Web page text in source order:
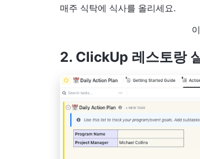
매주 식탁에 식사를 올리세요.
2. ClickUp 레스토랑